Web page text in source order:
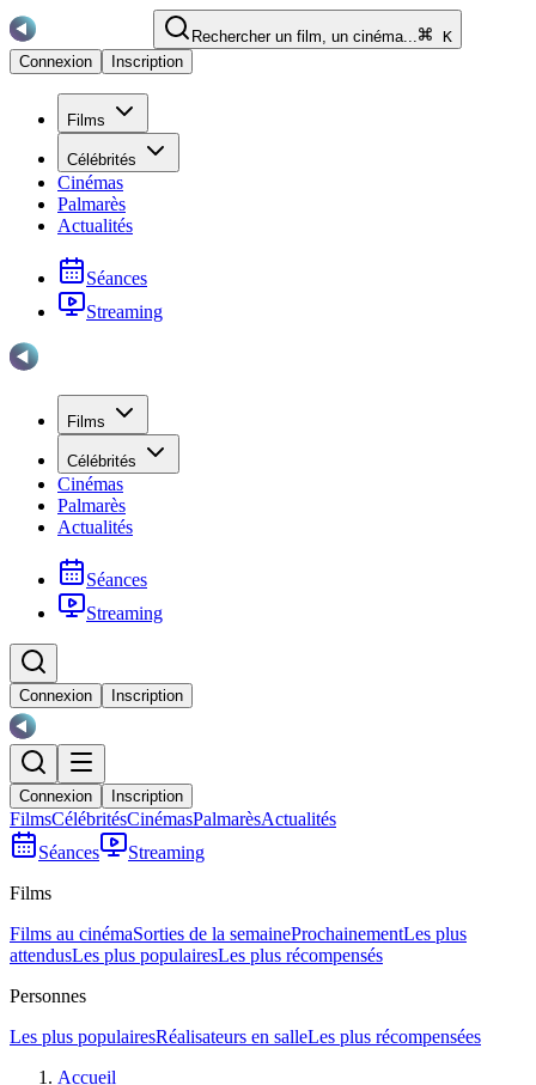
Rechercher un film, un cinéma...
K
Connexion
Inscription
Films
Célébrités
Cinémas
Palmarès
Actualités
Séances
Streaming
Films
Célébrités
Cinémas
Palmarès
Actualités
Séances
Streaming
Connexion Inscription
Connexion Inscription
FilmsCélébritésCinémasPalmarèsActualités
Séances
Streaming
Films
Films au cinémaSorties de la semaineProchainementLes plus
attendusLes plus populairesLes plus récompensés
Personnes
Les plus populairesRéalisateurs en salleLes plus récompensées
Accueil